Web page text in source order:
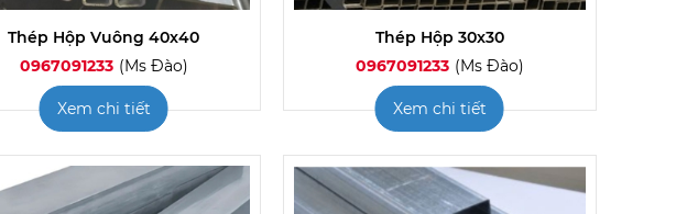
Thép Hộp Vuông 40x40
0967091233 (Ms Đào)
Xem chi tiết
Thép Hộp 30x30
0967091233 (Ms Đào)
Xem chi tiết